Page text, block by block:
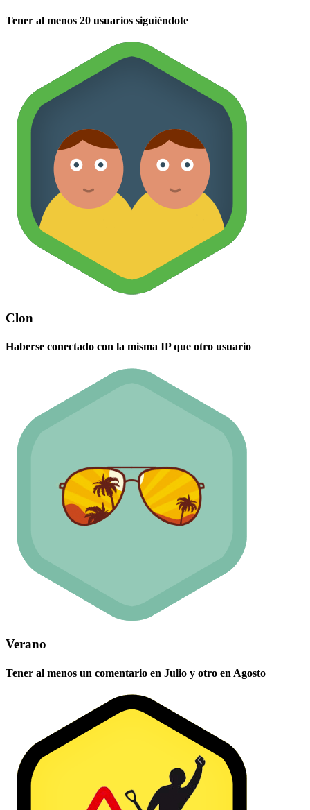
Tener al menos 20 usuarios siguiéndote
Clon
Haberse conectado con la misma IP que otro usuario
Verano
Tener al menos un comentario en Julio y otro en Agosto